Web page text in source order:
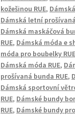
kožešinou RUE,
Dámská letní
Dámská maskáčová
RUE, Dámská móda e
móda pro boubelky RUE
Dámská móda RUE,
prošívaná bunda RUE,
Dámská sportovní
RUE, Dámské bundy
RUE, Dámské bundy